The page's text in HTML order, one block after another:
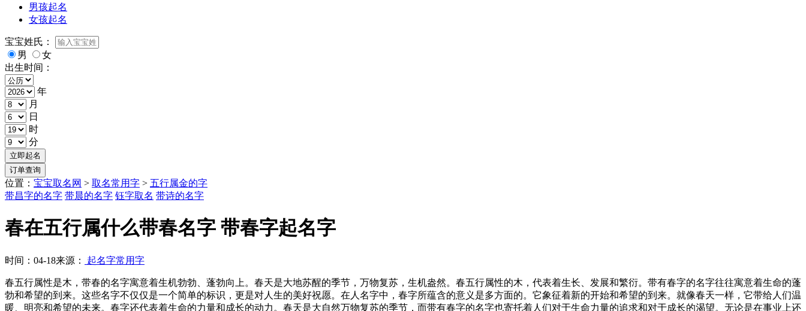
男孩起名
女孩起名
宝宝姓氏：
男
女
出生时间：
年
月
日
时
分
位置： 宝宝取名网 > 取名常用字 > 五行属金的字
带昌字的名字 带晨的名字 钰字取名 带诗的名字
春在五行属什么带春名字 带春字起名字
时间：04-18来源： 起名字常用字
春五行属性是木，带春的名字寓意着生机勃勃、蓬勃向上。春天是大地苏醒的季节，万物复苏，生机盎然。春五行属性的木，代表着生长、发展和繁衍。带有春字的名字往往寓意着生命的蓬
勃和希望的到来。这些名字不仅仅是一个简单的标识，更是对人生的美好祝愿。在人名字中，春字所蕴含的意义是多方面的。它象征着新的开始和希望的到来。就像春天一样，它带给人们温
暖、明亮和希望的未来。春字还代表着生命的力量和成长的动力。春天是大自然万物复苏的季节，而带有春字的名字也寄托着人们对于生命力量的追求和对于成长的渴望。无论是在事业上还